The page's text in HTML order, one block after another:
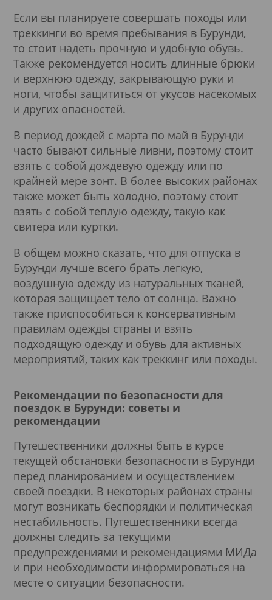
Если вы планируете совершать походы или
треккинги во время пребывания в Бурунди,
то стоит надеть прочную и удобную обувь.
Также рекомендуется носить длинные брюки
и верхнюю одежду, закрывающую руки и
ноги, чтобы защититься от укусов насекомых
и других опасностей.
В период дождей с марта по май в Бурунди
часто бывают сильные ливни, поэтому стоит
взять с собой дождевую одежду или по
крайней мере зонт. В более высоких районах
также может быть холодно, поэтому стоит
взять с собой теплую одежду, такую как
свитера или куртки.
В общем можно сказать, что для отпуска в
Бурунди лучше всего брать легкую,
воздушную одежду из натуральных тканей,
которая защищает тело от солнца. Важно
также приспособиться к консервативным
правилам одежды страны и взять
подходящую одежду и обувь для активных
мероприятий, таких как треккинг или походы.
Рекомендации по безопасности для
поездок в Бурунди: советы и
рекомендации
Путешественники должны быть в курсе
текущей обстановки безопасности в Бурунди
перед планированием и осуществлением
своей поездки. В некоторых районах страны
могут возникать беспорядки и политическая
нестабильность. Путешественники всегда
должны следить за текущими
предупреждениями и рекомендациями МИДа
и при необходимости информироваться на
месте о ситуации безопасности.